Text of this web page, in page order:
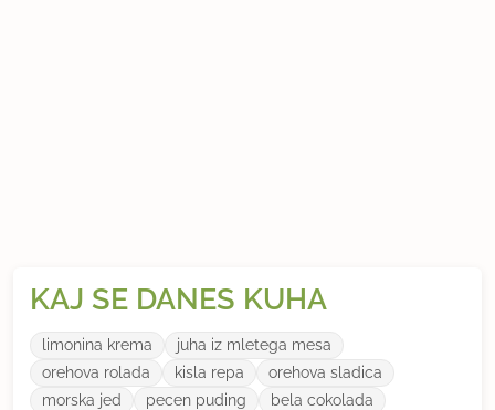
KAJ SE DANES KUHA
limonina krema
juha iz mletega mesa
orehova rolada
kisla repa
orehova sladica
morska jed
pecen puding
bela cokolada